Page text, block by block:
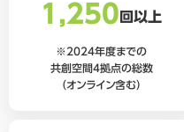
1,250 回以上
※2024年度までの
共創空間4拠点の総数
（オンライン含む）